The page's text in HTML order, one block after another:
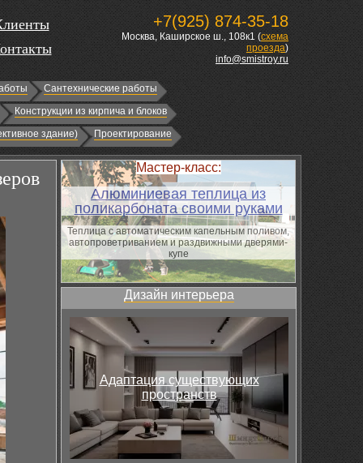
+7(925) 874-35-18
Москва, Каширское ш., 108к1 (схема
проезда)
info@smistroy.ru
Сантехнические работы
Конструкции из кирпича и блоков
здание)
Проектирование
Мастер-класс:
Алюминиевая теплица из
поликарбоната своими руками
Теплица с автоматическим капельным поливом,
автопроветриванием и раздвижными дверями-
купе
Дизайн интерьера
Адаптация существующих
пространств